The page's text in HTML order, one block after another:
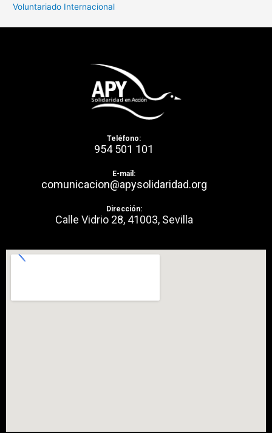
Voluntariado Internacional
Teléfono:
954 501 101
E-mail:
comunicacion@apysolidaridad.org
Dirección:
Calle Vidrio 28, 41003, Sevilla